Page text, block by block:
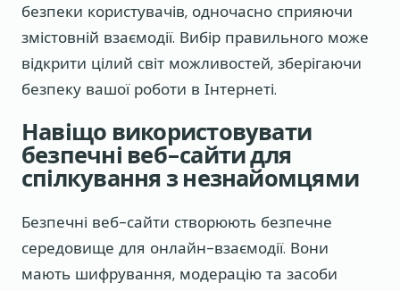
безпеки користувачів, одночасно сприяючи
змістовній взаємодії. Вибір правильного може
відкрити цілий світ можливостей, зберігаючи
безпеку вашої роботи в Інтернеті.
Навіщо використовувати
безпечні веб-сайти для
спілкування з незнайомцями
Безпечні веб-сайти створюють безпечне
середовище для онлайн-взаємодії. Вони
мають шифрування, модерацію та засоби